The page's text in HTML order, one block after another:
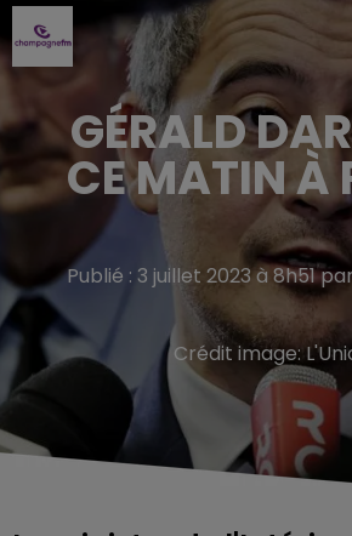
GÉRALD
CE MATIN À
Publié : 3 juillet 2023 à 8h51
Crédit image: